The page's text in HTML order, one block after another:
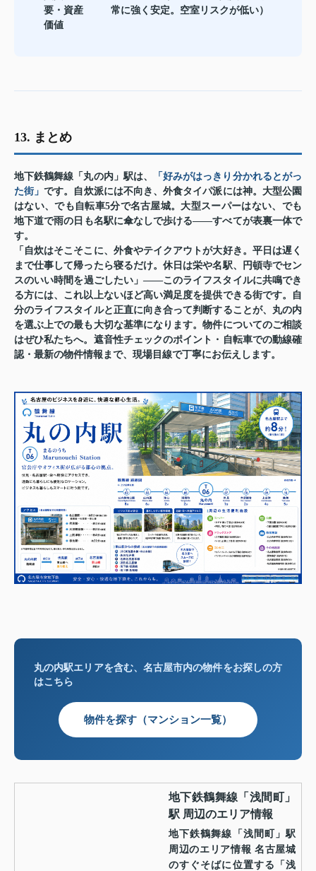
要・資産
価値
常に強く安定。空室リスクが低い）
13. まとめ
地下鉄鶴舞線「丸の内」駅は、
「好みがはっきり分かれるとがっ
た街」です。自炊派には不向き、外食タイパ派には神。大型公園
はない、でも自転車5分で名古屋城。大型スーパーはない、でも
地下道で雨の日も名駅に傘なしで歩ける——すべてが表裏一体で
す。
「自炊はそこそこに、外食やテイクアウトが大好き。平日は遅く
まで仕事して帰ったら寝るだけ。休日は栄や名駅、円頓寺でセン
スのいい時間を過ごしたい」——このライフスタイルに共鳴でき
る方には、これ以上ないほど高い満足度を提供できる街です。自
分のライフスタイルと正直に向き合って判断することが、丸の内
を選ぶ上での最も大切な基準になります。物件についてのご相談
はぜひ私たちへ。遮音性チェックのポイント・自転車での動線確
認・最新の物件情報まで、現場目線で丁寧にお伝えします。
丸の内駅エリアを含む、名古屋市内の物件をお探しの方
はこちら
物件を探す（マンション一覧）
地下鉄鶴舞線「浅間町」
駅 周辺のエリア情報
地下鉄鶴舞線「浅間町」駅
周辺のエリア情報 名古屋城
のすぐそばに位置する「浅